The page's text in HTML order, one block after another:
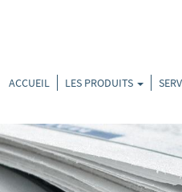
ACCUEIL LES PRODUITS